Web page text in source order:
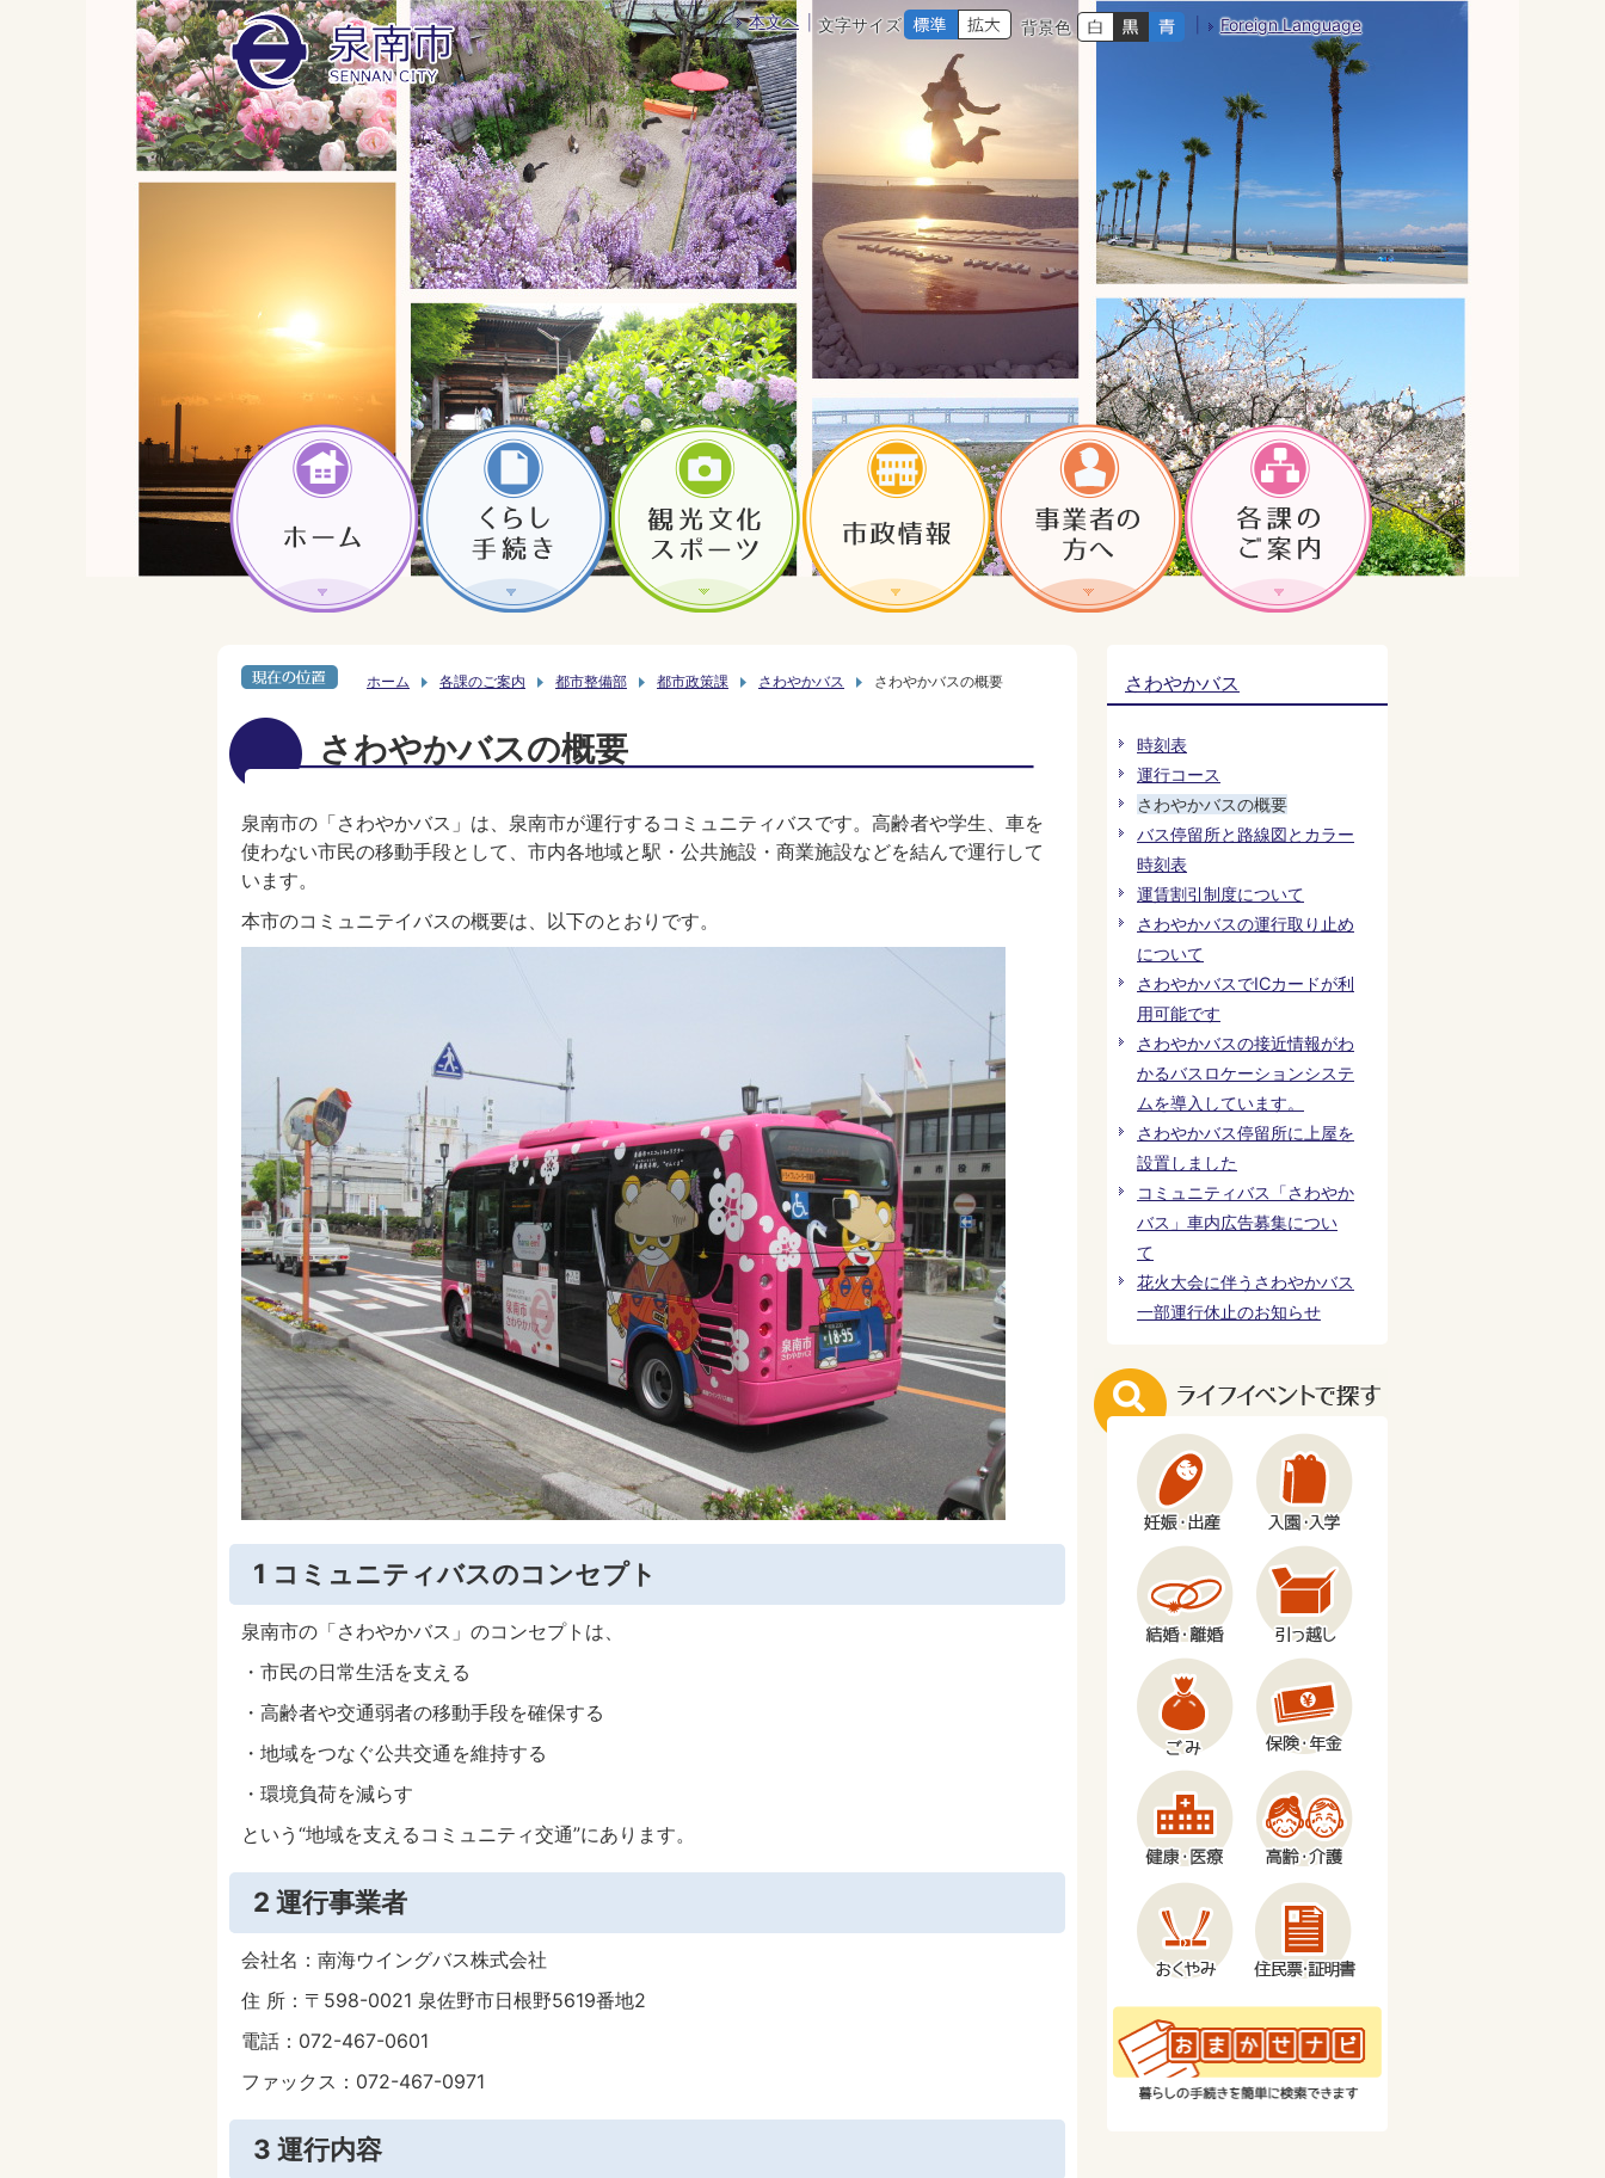
本文へ 文字サイズ 背景色 Foreign Language
ホーム 各課のご案内 都市整備部 都市政策課 さわやかバス さわやかバスの概要
さわやかバスの概要
泉南市の「さわやかバス」は、泉南市が運行するコミュニティバスです。高齢者や学生、車を
使わない市民の移動手段として、市内各地域と駅・公共施設・商業施設などを結んで運行して
います。
本市のコミュニテイバスの概要は、以下のとおりです。
1 コミュニティバスのコンセプト
泉南市の「さわやかバス」のコンセプトは、
・市民の日常生活を支える
・高齢者や交通弱者の移動手段を確保する
・地域をつなぐ公共交通を維持する
・環境負荷を減らす
という“地域を支えるコミュニティ交通”にあります。
2 運行事業者
会社名：南海ウイングバス株式会社
住 所：〒598-0021 泉佐野市日根野5619番地2
電話：072-467-0601
ファックス：072-467-0971
3 運行内容
さわやかバス
時刻表
運行コース
さわやかバスの概要
バス停留所と路線図とカラー
時刻表
運賃割引制度について
さわやかバスの運行取り止め
について
さわやかバスでICカードが利
用可能です
さわやかバスの接近情報がわ
かるバスロケーションシステ
ムを導入しています。
さわやかバス停留所に上屋を
設置しました
コミュニティバス「さわやか
バス」車内広告募集につい
て
花火大会に伴うさわやかバス
一部運行休止のお知らせ